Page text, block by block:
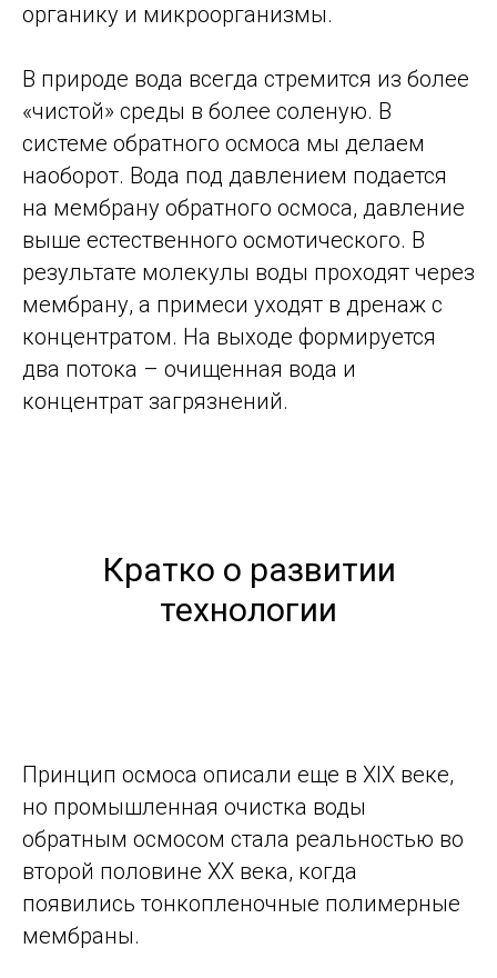
органику и микроорганизмы.
В природе вода всегда стремится из более
«чистой» среды в более соленую. В
системе обратного осмоса мы делаем
наоборот. Вода под давлением подается
на мембрану обратного осмоса, давление
выше естественного осмотического. В
результате молекулы воды проходят через
мембрану, а примеси уходят в дренаж с
концентратом. На выходе формируется
два потока – очищенная вода и
концентрат загрязнений.
Кратко о развитии
технологии
Принцип осмоса описали еще в XIX веке,
но промышленная очистка воды
обратным осмосом стала реальностью во
второй половине XX века, когда
появились тонкопленочные полимерные
мембраны.